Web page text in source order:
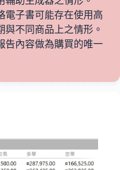
電子書可能存在使用高
與不同商品上之情形。
告內容做為購買的唯一